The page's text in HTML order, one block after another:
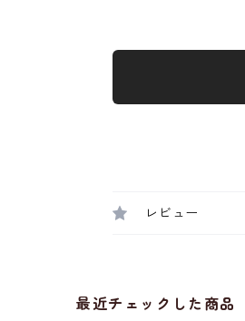
レビュー
最近チェックした商品